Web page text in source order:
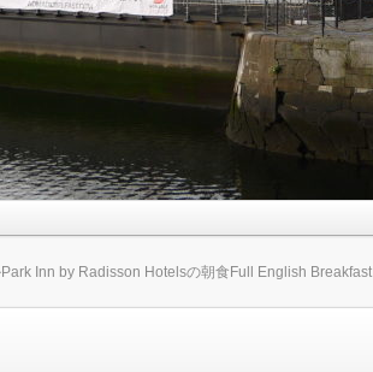
Inn by Radisson Hotelsの朝食Full English Breakfast